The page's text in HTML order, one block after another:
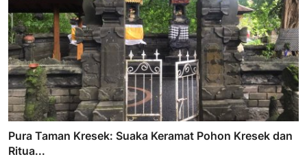
Pura Taman Kresek: Suaka Keramat Pohon Kresek dan
Ritua...